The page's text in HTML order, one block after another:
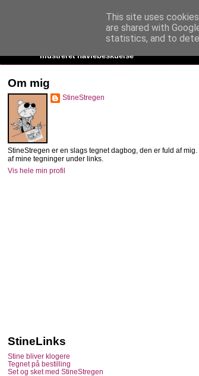
StineStregen
Illustreret navlebeskuelse
Om mig
StineStregen
StineStregen er en slags tegnet dagbog, den er fuld af mig.
af mine tegninger under links.
Vis hele min profil
StineLinks
Stine bliver klogere
Tegnet på bestilling
Set og sket med StineStregen
This site uses
are shared with
statistics, and to